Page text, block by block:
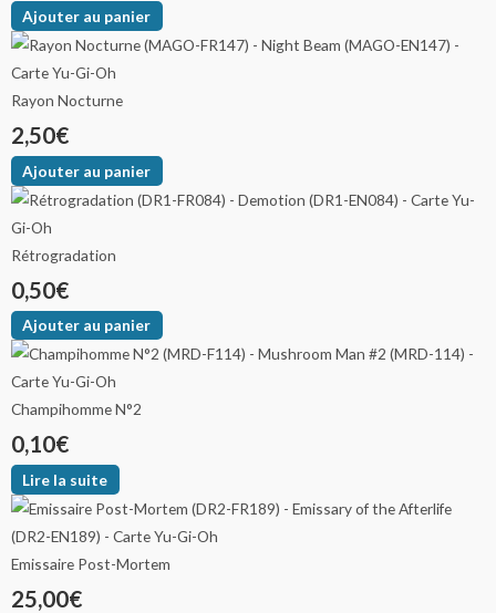
Ajouter au panier
Rayon Nocturne
2,50€
Ajouter au panier
Rétrogradation
0,50€
Ajouter au panier
Champihomme N°2
0,10€
Lire la suite
Emissaire Post-Mortem
25,00€